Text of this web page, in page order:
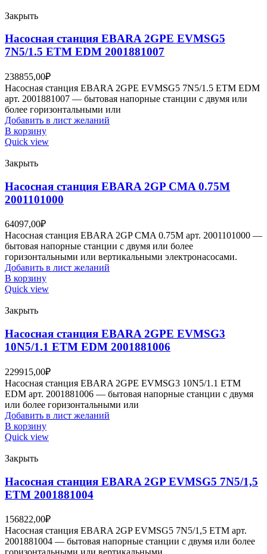
Закрыть
Насосная станция EBARA 2GPE EVMSG5
7N5/1.5 ETM EDM 2001881007
238855,00₽
Насосная станция EBARA 2GPE EVMSG5 7N5/1.5 ETM EDM
арт. 2001881007 — бытовая напорные станции с двумя или
более горизонтальными или
Добавить в лист желаний
В корзину
Quick view
Закрыть
Насосная станция EBARA 2GP CMA 0.75M
2001101000
64097,00₽
Насосная станция EBARA 2GP CMA 0.75M арт. 2001101000 —
бытовая напорные станции с двумя или более
горизонтальными или вертикальными электронасосами.
Добавить в лист желаний
В корзину
Quick view
Закрыть
Насосная станция EBARA 2GPE EVMSG3
10N5/1.1 ETM EDM 2001881006
229915,00₽
Насосная станция EBARA 2GPE EVMSG3 10N5/1.1 ETM
EDM арт. 2001881006 — бытовая напорные станции с двумя
или более горизонтальными или
Добавить в лист желаний
В корзину
Quick view
Закрыть
Насосная станция EBARA 2GP EVMSG5 7N5/1,5
ETM 2001881004
156822,00₽
Насосная станция EBARA 2GP EVMSG5 7N5/1,5 ETM арт.
2001881004 — бытовая напорные станции с двумя или более